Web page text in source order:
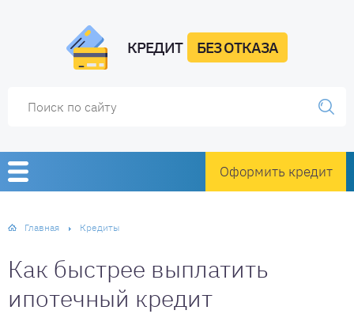
КРЕДИТ БЕЗ ОТКАЗА
Оформить кредит
Главная Кредиты
Как быстрее выплатить
ипотечный кредит